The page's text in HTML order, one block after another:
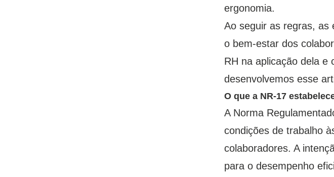
ergonomia.
Ao seguir as regras, as
o bem-estar dos
RH na aplicação dela e
desenvolvemos esse
O que a NR-17
A Norma
condições de trabalho
colaboradores. A
para o desempenho